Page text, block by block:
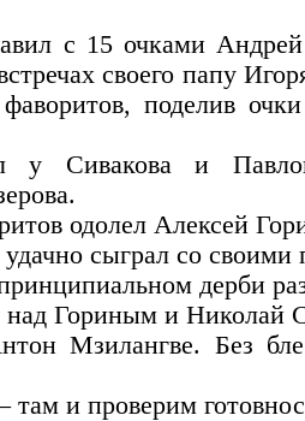
с 15 очками
своего папу
фаворитов, поделив
у Сивакова и
одолел Алексей
удачно сыграл со
дерби
над Гориным и Николай
Мзилангве. Без
и проверим